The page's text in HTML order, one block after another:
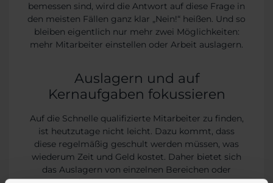
bemessen sind, wird die Antwort auf diese Frage in
den meisten Fällen ganz klar „Nein!“ heißen. Und so
bleiben eigentlich nur mehr zwei Möglichkeiten:
mehr Mitarbeiter einstellen oder Arbeit auslagern.
Auslagern und auf
Kernaufgaben fokussieren
Auf die Schnelle qualifizierte Mitarbeiter zu finden,
ist heutzutage nicht leicht. Dazu kommt, dass
diese regelmäßig geschult werden müssen, was
wiederum Zeit und Geld kostet. Daher bietet sich
das Auslagern von einzelnen Bereichen oder